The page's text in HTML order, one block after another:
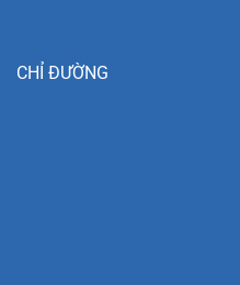
CHỈ ĐƯỜNG